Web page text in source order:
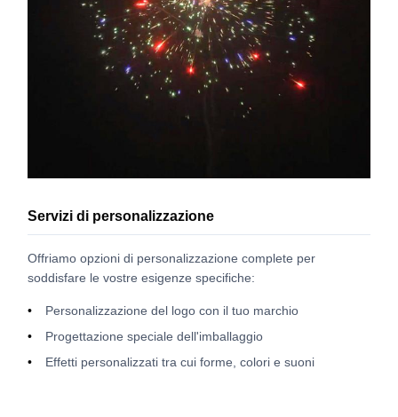
Servizi di personalizzazione
Offriamo opzioni di personalizzazione complete per
soddisfare le vostre esigenze specifiche:
Personalizzazione del logo con il tuo marchio
Progettazione speciale dell'imballaggio
Effetti personalizzati tra cui forme, colori e suoni